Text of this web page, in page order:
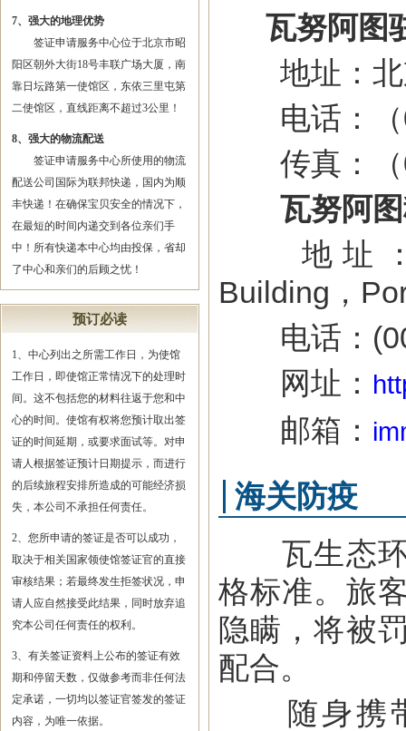
7、强大的地理优势
签证申请服务中心位于北京市昭
阳区朝外大街18号丰联广场大厦，南
靠日坛路第一使馆区，东依三里屯第
二使馆区，直线距离不超过3公里！
8、强大的物流配送
签证申请服务中心所使用的物流
配送公司国际为联邦快递，国内为顺
丰快递！在确保宝贝安全的情况下，
在最短的时间内递交到各位亲们手
中！所有快递本中心均由投保，省却
了中心和亲们的后顾之忧！
预订必读
1、中心列出之所需工作日，为使馆
工作日，即使馆正常情况下的处理时
间。这不包括您的材料往返于您和中
心的时间。使馆有权将您预计取出签
证的时间延期，或要求面试等。对申
请人根据签证预计日期提示，而进行
的后续旅程安排所造成的可能经济损
失，本公司不承担任何责任。
2、您所申请的签证是否可以成功，
取决于相关国家领使馆签证官的直接
审核结果；若最终发生拒签状况，申
请人应自然接受此结果，同时放弃追
究本公司任何责任的权利。
3、有关签证资料上公布的签证有效
期和停留天数，仅做参考而非任何法
定承诺，一切均以签证官签发的签证
内容，为唯一依据。
瓦努阿图
地址：北
电话：（
传真：（
瓦努阿
地址：
Building，
电话：
网址：
邮箱：
海关防疫
瓦生态环
格标准。旅
隐瞒，将被
配合。
随身携带